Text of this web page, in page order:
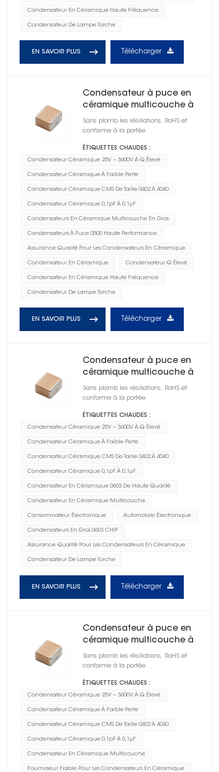
Condensateur En Céramique Haute Fréquence
Condensateur De Lampe Torche
EN SAVOIR PLUS Télécharger
Condensateur à puce en
céramique multicouche à
Q élevé 0505
Sans plomb les résiliations, RoHS et
conforme à la portée
ÉTIQUETTES CHAUDES :
Condensateur Céramique 25V ~ 3600V À Q Élevé
Condensateur Céramique À Faible Perte
Condensateur Céramique CMS De Taille 0402 À 4040
Condensateur Céramique 0,1pF À 0,1μF
Condensateurs En Céramique Multicouche En Gros
Condensateurs À Puce 0505 Haute Performance
Assurance Qualité Pour Les Condensateurs En Céramique
Condensateur En Céramique Condensateur Q Élevé
Condensateur En Céramique Haute Fréquence
Condensateur De Lampe Torche
EN SAVOIR PLUS Télécharger
Condensateur à puce en
céramique multicouche à
Q élevé 0603
Sans plomb les résiliations, RoHS et
conforme à la portée
ÉTIQUETTES CHAUDES :
Condensateur Céramique 25V ~ 3600V À Q Élevé
Condensateur Céramique À Faible Perte
Condensateur Céramique CMS De Taille 0402 À 4040
Condensateur Céramique 0,1pF À 0,1μF
Condensateur En Céramique 0603 De Haute Qualité
Condensateur En Céramique Multicouche
Consommateur Électronique Automobile Électronique
Condensateurs En Gros 0603 CHIP
Assurance Qualité Pour Les Condensateurs En Céramique
Condensateur De Lampe Torche
EN SAVOIR PLUS Télécharger
Condensateur à puce en
céramique multicouche à
Q élevé 0805
Sans plomb les résiliations, RoHS et
conforme à la portée
ÉTIQUETTES CHAUDES :
Condensateur Céramique 25V ~ 3600V À Q Élevé
Condensateur Céramique À Faible Perte
Condensateur Céramique CMS De Taille 0402 À 4040
Condensateur Céramique 0,1pF À 0,1μF
Condensateur En Céramique Multicouche
Fournisseur Fiable Pour Les Condensateurs En Céramique